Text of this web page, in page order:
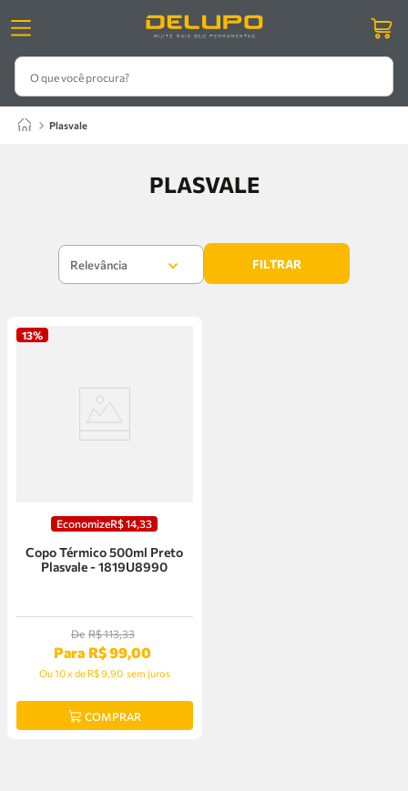
O que você procura?
plasvale
PLASVALE
Relevância FILTRAR
13%
EconomizeR$14 ,33
Copo Térmico 500ml Preto
Plasvale - 1819U8990
De R$113,33
Para R$99,00
Ou10xde R$ 9,90 sem juros
COMPRAR